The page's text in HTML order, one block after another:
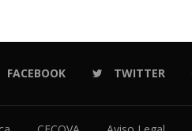
FACEBOOK TWITTER